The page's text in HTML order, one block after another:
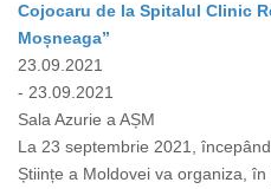
Cojocaru de la Spitalul Clinic
Moșneaga”
23.09.2021
- 23.09.2021
Sala Azurie a AȘM
La 23 septembrie 2021,
Științe a Moldovei va organiza,